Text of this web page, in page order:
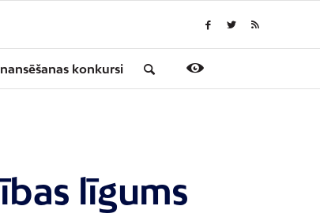
konkursi
līgums